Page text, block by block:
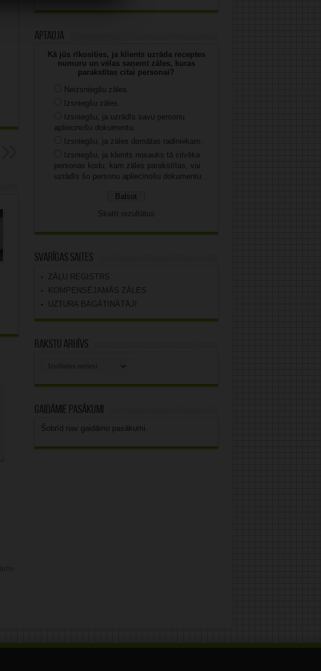
Aptauja
Kā jūs rīkosities, ja klients uzrāda receptes
numuru un vēlas saņemt zāles, kuras
parakstītas citai personai?
Neizsniegšu zāles.
Izsniegšu zāles.
Izsniegšu, ja uzrādīs savu personu
apliecinošu dokumentu.
Izsniegšu, ja zāles domātas radiniekam.
Izsniegšu, ja klients nosauks tā cilvēka
personas kodu, kam zāles parakstītas, vai
uzrādīs šo personu apliecinošu dokumentu.
Skatīt rezultātus
Svarīgas saites
ZĀĻU REĢISTRS
KOMPENSĒJAMĀS ZĀLES
UZTURA BAGĀTINĀTĀJI
Rakstu arhīvs
Gaidāmie pasākumi
Šobrīd nav gaidāmo pasākumi.